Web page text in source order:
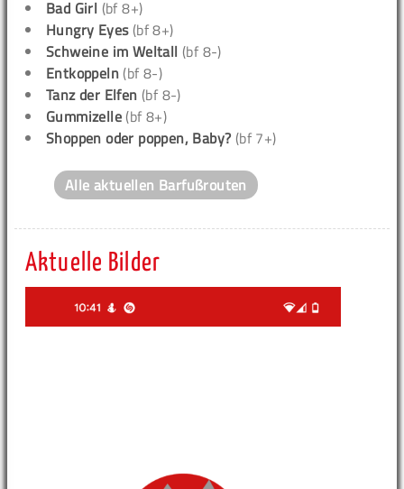
Bad Girl (bf 8+)
Hungry Eyes(bf 8+)
Schweine im Weltall (bf 8-)
Entkoppeln (bf 8-)
Tanz der Elfen (bf 8-)
Gummizelle (bf 8+)
Shoppen oder poppen, Baby? (bf 7+)
Alle aktuellen Barfußrouten
Aktuelle Bilder